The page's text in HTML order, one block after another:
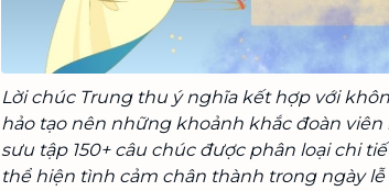
Lời chúc Trung thu ý nghĩa kết hợp với
hảo tạo nên những khoảnh khắc đoàn
sưu tập 150+ câu chúc được phân loại chi
thể hiện tình cảm chân thành trong ngày